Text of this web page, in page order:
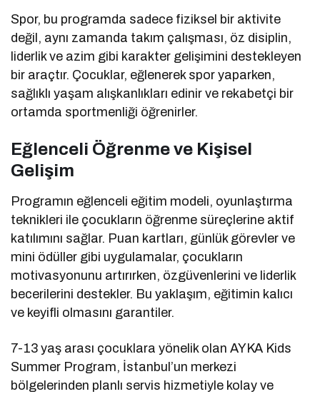
Spor, bu programda sadece fiziksel bir aktivite
değil, aynı zamanda takım çalışması, öz disiplin,
liderlik ve azim gibi karakter gelişimini destekleyen
bir araçtır. Çocuklar, eğlenerek spor yaparken,
sağlıklı yaşam alışkanlıkları edinir ve rekabetçi bir
ortamda sportmenliği öğrenirler.
Eğlenceli Öğrenme ve Kişisel
Gelişim
Programın eğlenceli eğitim modeli, oyunlaştırma
teknikleri ile çocukların öğrenme süreçlerine aktif
katılımını sağlar. Puan kartları, günlük görevler ve
mini ödüller gibi uygulamalar, çocukların
motivasyonunu artırırken, özgüvenlerini ve liderlik
becerilerini destekler. Bu yaklaşım, eğitimin kalıcı
ve keyifli olmasını garantiler.
7-13 yaş arası çocuklara yönelik olan AYKA Kids
Summer Program, İstanbul’un merkezi
bölgelerinden planlı servis hizmetiyle kolay ve